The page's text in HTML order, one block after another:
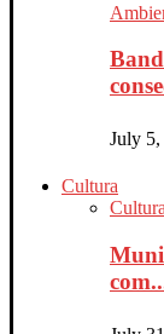
July
Cultura
Cultura